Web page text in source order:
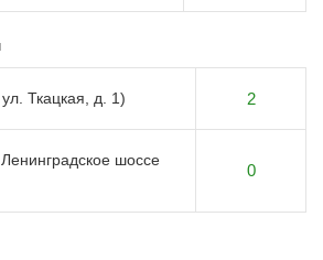
Ткацкая, д. 1) 2
шоссе
0